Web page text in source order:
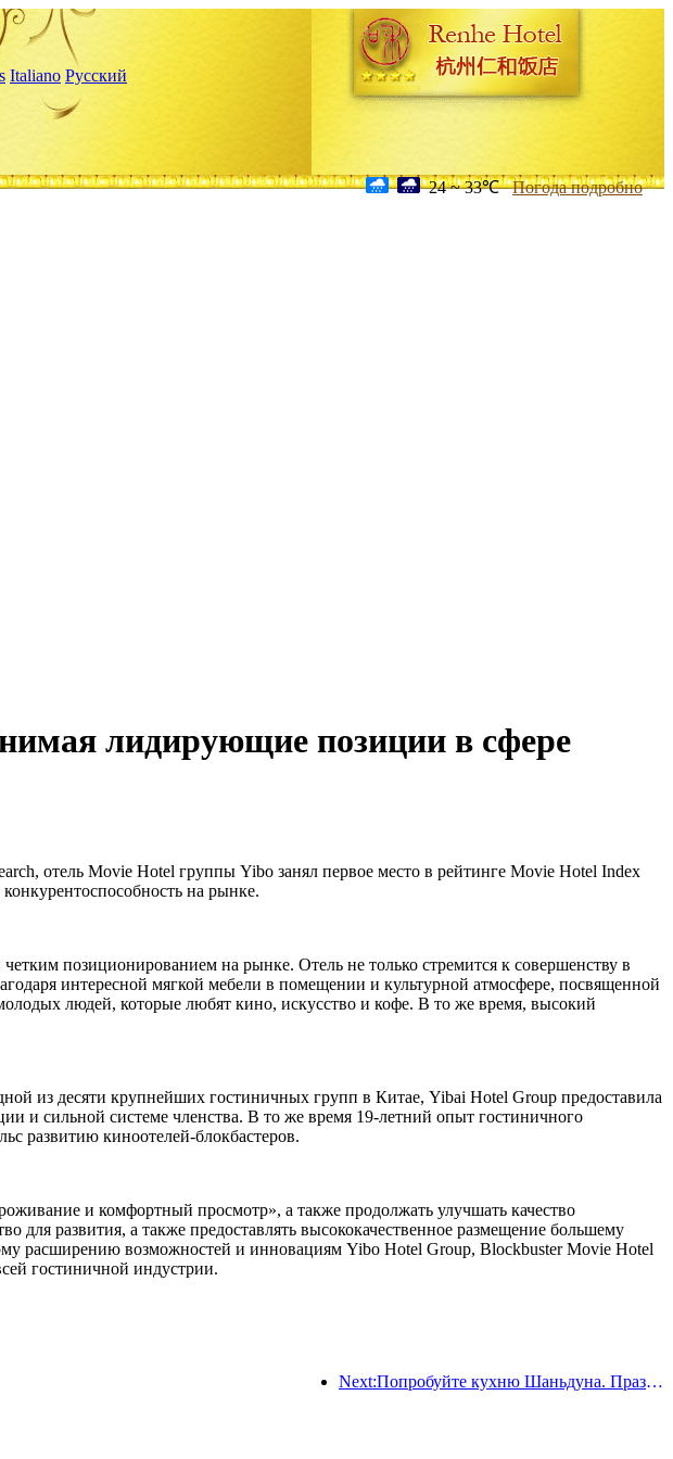
Italiano Русский
24 ~ 33℃ Погода подробно
лидирующие позиции в сфере
отель Movie Hotel группы Yibo занял первое место в рейтинге Movie Hotel Index
на рынке.
позиционированием на рынке. Отель не только стремится к совершенству в
интересной мягкой мебели в помещении и культурной атмосфере, посвященной
людей, которые любят кино, искусство и кофе. В то же время, высокий
из десяти крупнейших гостиничных групп в Китае, Yibai Hotel Group предоставила
и сильной системе членства. В то же время 19-летний опыт гостиничного
развитию киноотелей-блокбастеров.
и комфортный просмотр», а также продолжать улучшать качество
развития, а также предоставлять высококачественное размещение большему
расширению возможностей и инновациям Yibo Hotel Group, Blockbuster Movie Hotel
гостиничной индустрии.
Next:Попробуйте кухню Шаньдуна. Праздник Хуали. Сезон 2: 2024. Официально открыт тур Wanda Hotels National Linkage. Тур по культурному наследию Шаньдуна